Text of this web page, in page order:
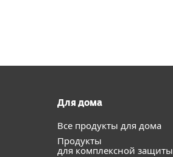
Для дома
Все продукты для дома
Продукты
для комплексной защиты